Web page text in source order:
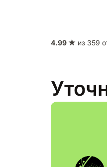
4.99 ★ из 359